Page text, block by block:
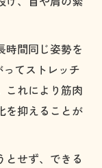
時間同じ姿勢を
てストレッチ
これにより筋肉
を抑えることが
とせず、できる